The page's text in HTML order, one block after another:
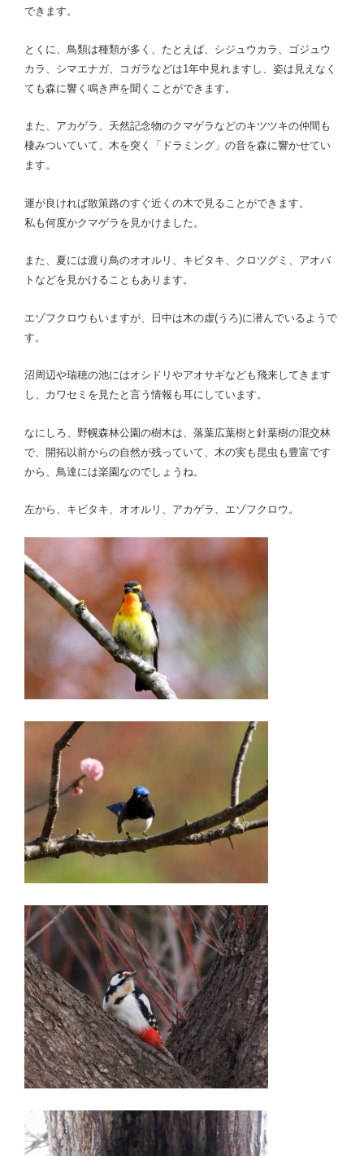
できます。
とくに、鳥類は種類が多く、たとえば、シジュウカラ、ゴジュウ
カラ、シマエナガ、コガラなどは1年中見れますし、姿は見えなく
ても森に響く鳴き声を聞くことができます。
また、アカゲラ、天然記念物のクマゲラなどのキツツキの仲間も
棲みついていて、木を突く「ドラミング」の音を森に響かせてい
ます。
運が良ければ散策路のすぐ近くの木で見ることができます。
私も何度かクマゲラを見かけました。
また、夏には渡り鳥のオオルリ、キビタキ、クロツグミ、アオバ
トなどを見かけることもあります。
エゾフクロウもいますが、日中は木の虚(うろ)に潜んでいるようで
す。
沼周辺や瑞穂の池にはオシドリやアオサギなども飛来してきます
し、カワセミを見たと言う情報も耳にしています。
なにしろ、野幌森林公園の樹木は、落葉広葉樹と針葉樹の混交林
で、開拓以前からの自然が残っていて、木の実も昆虫も豊富です
から、鳥達には楽園なのでしょうね。
左から、キビタキ、オオルリ、アカゲラ、エゾフクロウ。